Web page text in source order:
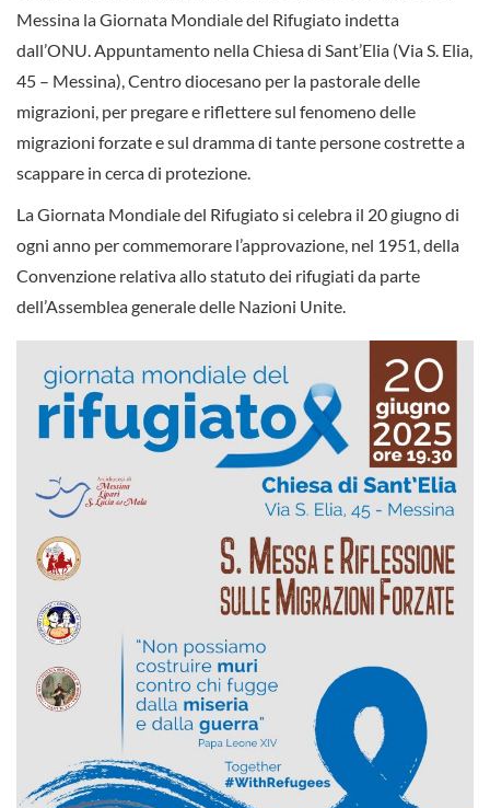
Messina la Giornata Mondiale del Rifugiato indetta
dall’ONU. Appuntamento nella Chiesa di Sant’Elia (Via S. Elia,
45 – Messina), Centro diocesano per la pastorale delle
migrazioni, per pregare e riflettere sul fenomeno delle
migrazioni forzate e sul dramma di tante persone costrette a
scappare in cerca di protezione.
La Giornata Mondiale del Rifugiato si celebra il 20 giugno di
ogni anno per commemorare l’approvazione, nel 1951, della
Convenzione relativa allo statuto dei rifugiati da parte
dell’Assemblea generale delle Nazioni Unite.